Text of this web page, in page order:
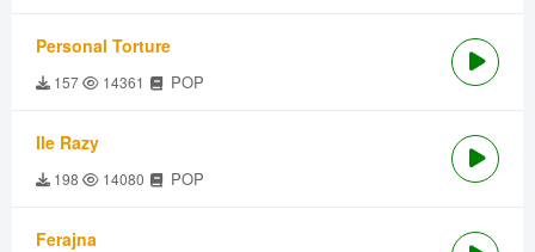
Personal Torture
157 14361 POP
Ile Razy
198 14080 POP
Ferajna